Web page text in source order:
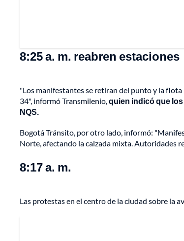
8:25 a. m. reabren estaciones
"Los manifestantes se retiran del punto y la
34", informó Transmilenio,quien indicó que
NQS.
Bogotá Tránsito, por otro lado, informó:
Norte, afectando la calzada mixta. Autoridades
8:17 a. m.
Las protestas en el centro de la ciudad sobre la